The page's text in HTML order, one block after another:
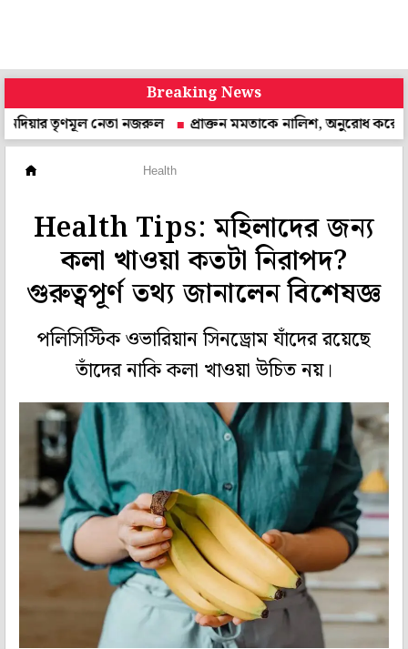
Breaking News
নেতা নজরুল
প্রাক্তন মমতাকে নালিশ, অনুরোধ করে চিঠি! উত্তর
Health
Health Tips: মহিলাদের জন্য
কলা খাওয়া কতটা নিরাপদ?
গুরুত্বপূর্ণ তথ্য জানালেন বিশেষজ্ঞ
পলিসিস্টিক ওভারিয়ান সিনড্রোম যাঁদের রয়েছে
তাঁদের নাকি কলা খাওয়া উচিত নয়।